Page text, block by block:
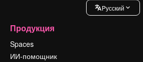
Pусский
Продукция
Spaces
ИИ-помощник